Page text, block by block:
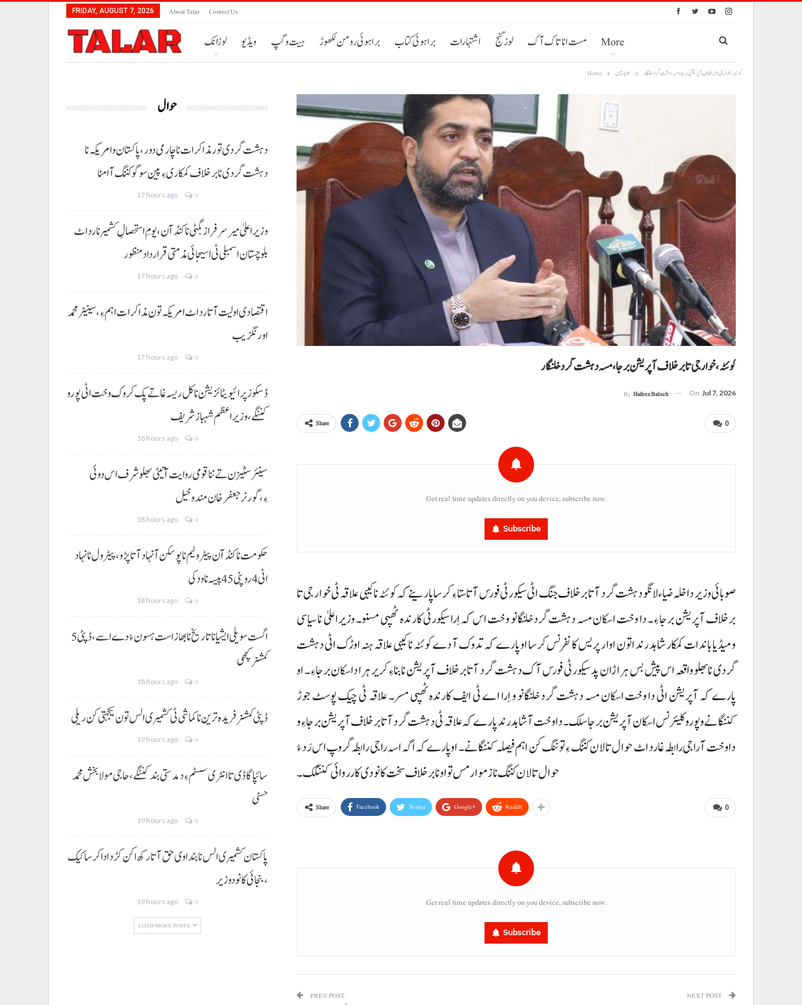
FRIDAY, AUGUST 7, 2026 About Talar Contect Us
لوزانک ویڈیو ہیت و گپ براہوئی رومن لکھوڑ براہوئی کتاب اشتہارات لوز گنج مست انا تاک آک More
Home بلوچستان کوئٹہ، خوارجی تا برخلاف آپریشن برجا، مسہ دہشت گرد خلنگار
کوئٹہ، خوارجی تا برخلاف آپریشن برجا، مسہ دہشت گرد خلنگار
By Hafeez Baloch On Jul 7, 2026
0
Share
Get real time updates directly on you device, subscribe now.
Subscribe
صوبائی وزیر داخلہ ضیاء لانگو دہشت گرد آتا برخلاف جنگ اٹی سیکورٹی فورس آتا ستاءِ کرسا پارینے کہ کوئٹہ نا کیبی علاقہ ٹی خوارجی تا
برخلاف آپریشن برجا ءِ۔ دا وخت اسکان مسہ دہشت گرد خلنگانو وخت اس کہ اِرا سیکورٹی کارندہ ٹھپی مسنو۔ وزیراعلیٰ نا سیاسی
ومیڈیا باندات کمکار شاہد رند اتون اوار پریس کانفرنس کرسا او پارے کہ تدوک آ دے کوئٹہ نا کیبی علاقہ ہنہ اوڑک اٹی دہشت
گردی نا بھلو واقعہ اس پیش بس ہراڑان پد سیکورٹی فورس آک دہشت گرد آتا برخلاف آپریشن نا بناءِ کریر ہرا داسکان برجاءِ۔ او
پارے کہ آپریشن اٹی دا وخت اسکان مسہ دہشت گرد خلنگانو و اِرا اے ٹی ایف کارندہ ٹھپی مسر۔ علاقہ ٹی چیک پوسٹ جوڑ
کننگانے و پورو کلیئرنس اسکان آپریشن برجا سلک۔ دا وخت آ شاہد رند پارے کہ علاقہ ٹی دہشت گرد آتا برخلاف آپریشن برجاءِ و
دا وخت آ راجی رابطہ غا رد اٹ حوال تالان کننگ ءِ توننگ کن اہم فیصلہ کننگانے۔ او پارے کہ اگہ اسہ راجی رابطہ گروپ اس رَد ءُ
حوال تالان کننگ نا زموار مس تو اونا برخلاف سخت کانودی کارروائی کننگک۔
0
Share Facebook Twitter Google+ ReddIt
Get real time updates directly on you device, subscribe now.
Subscribe
PREV POST NEXT POST
حوال
دہشت گردی تور مذاکرات نا چارمی دور،پاکستان و امریکہ نا
دہشت گردی نا برخلاف کمکاری ءِ پین سوگو کننگ آ امنا
17 hours ago 0
وزیراعلیٰ میر سرفراز بگٹی نا کنڈ آن،یومِ استحصالِ کشمیر نا رد اٹ
بلوچستان اسمبلی ٹی اسیجائی مذمتی قرارداد منظور
17 hours ago 0
اقتصادی اولیت آتا رد اٹ امریکہ تون مذاکرات اہم ءِ،سینیٹر محمد
اورنگزیب
17 hours ago 0
ڈسکوز پرائیویٹائزیشن نا کل ریسہ غاتے پک کروک وخت اٹی پورو
کننگے ،وزیراعظم شہباز شریف
18 hours ago 0
سینئر سٹیزن تے ننا قومی روایت آتیٹی بھلو شرف اس دوئی
ءِ،گورنر جعفرخان مندوخیل
18 hours ago 0
حکومت نا کنڈ آن پیٹرولیم نا پوسکن آ نہاد آتا پڑو،پیٹرول نا نہاد
اٹی 4 روپئی 45 پیسہ نا ودکی
18 hours ago 0
5 اگست سویلی ایشیا نا تاریخ نا بھاز است ہسون ءُ دے اسے،ڈپٹی
کمشنر کچھی
18 hours ago 0
ڈپٹی کمشنر فریدہ ترین نا کماشی ٹی کشمیری الس تون یکجہتی کن ریلی
19 hours ago 0
سائپا گاڈی تا انٹری سسٹم ءِ دمدستی بند کننگے، حاجی مولا بخش محمد
حسنی
19 hours ago 0
پاکستان کشمیری الس نا بنداوی حق آتا رکھ اکن کڑد ادا کرسا کیک
،بنجائی کانودوزیر
19 hours ago 0
LOAD MORE POSTS